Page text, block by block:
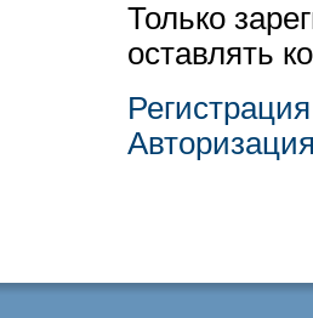
Только
оставлять
Регистрация